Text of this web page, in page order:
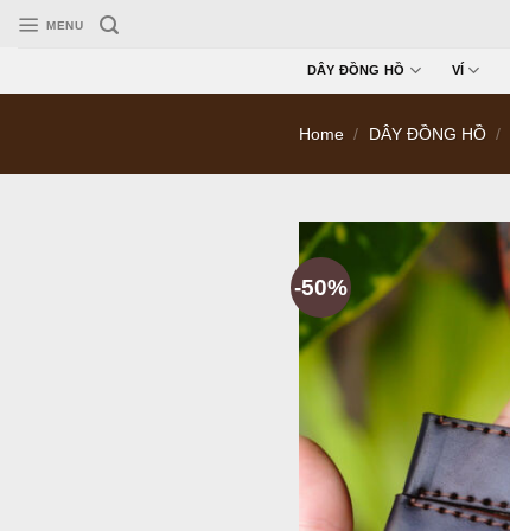
MENU
DÂY ĐỒNG HỒ VÍ
Home / DÂY ĐỒNG HỒ /
-50%